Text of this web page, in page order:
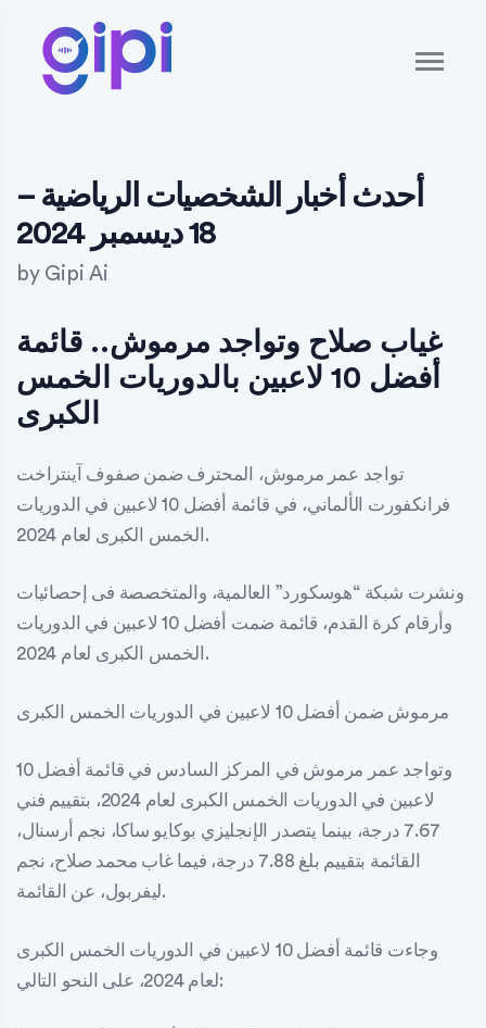
أحدث أخبار الشخصيات الرياضية –
18 ديسمبر 2024
by Gipi Ai
غياب صلاح وتواجد مرموش.. قائمة
أفضل 10 لاعبين بالدوريات الخمس
الكبرى
تواجد عمر مرموش، المحترف ضمن صفوف آينتراخت
فرانكفورت الألماني، في قائمة أفضل 10 لاعبين في الدوريات
الخمس الكبرى لعام 2024.
ونشرت شبكة “هوسكورد” العالمية، والمتخصصة فى إحصائيات
وأرقام كرة القدم، قائمة ضمت أفضل 10 لاعبين في الدوريات
الخمس الكبرى لعام 2024.
مرموش ضمن أفضل 10 لاعبين في الدوريات الخمس الكبرى
وتواجد عمر مرموش في المركز السادس في قائمة أفضل 10
لاعبين في الدوريات الخمس الكبرى لعام 2024، بتقييم فني
7.67 درجة، بينما يتصدر الإنجليزي بوكايو ساكا، نجم أرسنال،
القائمة بتقييم بلغ 7.88 درجة، فيما غاب محمد صلاح، نجم
ليفربول، عن القائمة.
وجاءت قائمة أفضل 10 لاعبين في الدوريات الخمس الكبرى
لعام 2024، على النحو التالي: